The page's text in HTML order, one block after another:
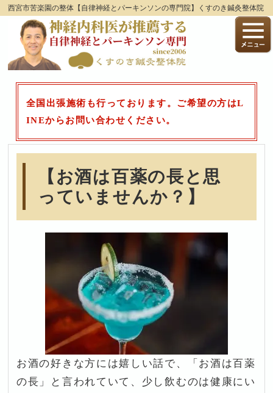
西宮市苦楽園の整体【自律神経とパーキンソンの専門院】くすのき鍼灸整体院
全国出張施術も行っております。ご希望の方はL
INEからお問い合わせください。
【お酒は百薬の長と思
っていませんか？】
お酒の好きな方には嬉しい話で、「お酒は百薬
の長」と言われていて、少し飲むのは健康にい